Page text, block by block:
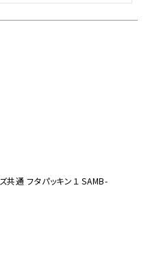
通 フタパッキン１ SAMB-